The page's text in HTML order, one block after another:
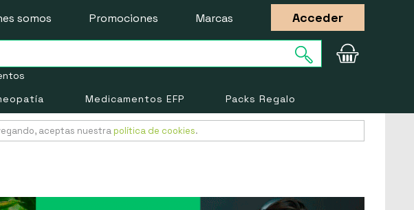
somos Promociones Marcas Acceder
Medicamentos EFP Packs Regalo
aceptas nuestra política de cookies.